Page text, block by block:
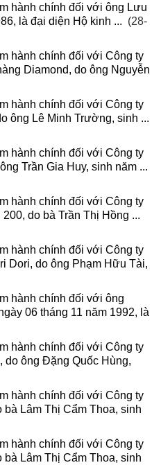
hành chính đối với ông Lưu
là đại diện Hộ kinh ... (28-
hành chính đối với Công ty
Diamond, do ông Nguyễn
hành chính đối với Công ty
ông Lê Minh Trường, sinh ...
hành chính đối với Công ty
Trần Gia Huy, sinh năm ...
hành chính đối với Công ty
do bà Trần Thị Hồng ...
hành chính đối với Công ty
Dori, do ông Phạm Hữu Tài,
hành chính đối với ông
06 tháng 11 năm 1992, là
hành chính đối với Công ty
do ông Đặng Quốc Hùng,
hành chính đối với Công ty
bà Lâm Thị Cẩm Thoa, sinh
hành chính đối với Công ty
bà Lâm Thị Cẩm Thoa, sinh